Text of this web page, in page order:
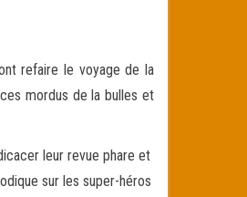
refaire le voyage de la
mordus de la bulles et
leur revue phare et
sur les super-héros